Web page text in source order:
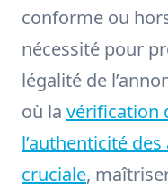
conforme ou
nécessité pour
légalité de
où la vérification
l’authenticité
cruciale,